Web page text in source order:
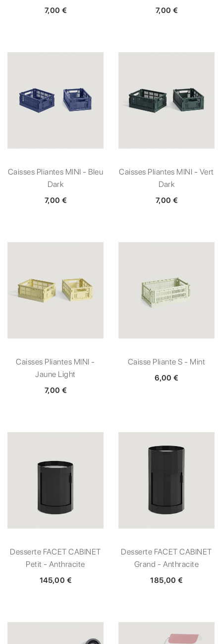
7,00 € 7,00 €
Caisses Pliantes MINI - Bleu
Dark
7,00 €
Caisses Pliantes MINI - Vert
Dark
7,00 €
Caisses Pliantes MINI -
Jaune Light
7,00 €
Caisse Pliante S - Mint
6,00 €
Desserte FACET CABINET
Petit - Anthracite
145,00 €
Desserte FACET CABINET
Grand - Anthracite
185,00 €